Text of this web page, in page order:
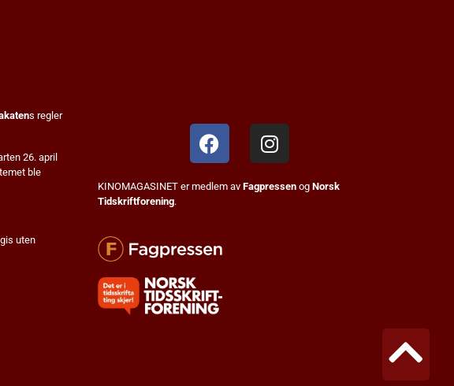
s regler
26. april
ble
uten
KINOMAGASINET er medlem av Fagpressenog Norsk
Tidskriftforening.